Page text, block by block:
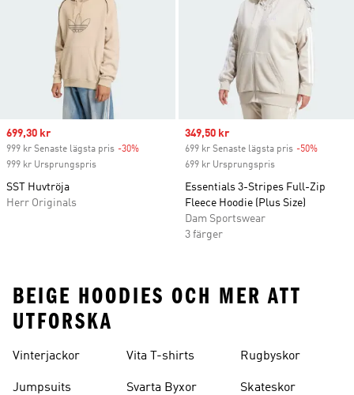
Sale price
699,30 kr
999 kr Senaste lägsta pris -30%
999 kr Ursprungspris
SST Huvtröja
Herr Originals
Sale price
349,50 kr
699 kr Senaste lägsta pris -50%
699 kr Ursprungspris
Essentials 3-Stripes Full-Zip
Fleece Hoodie (Plus Size)
Dam Sportswear
3 färger
BEIGE HOODIES OCH MER ATT
UTFORSKA
Vinterjackor
Jumpsuits
Vita T-shirts
Svarta Byxor
Rugbyskor
Skateskor